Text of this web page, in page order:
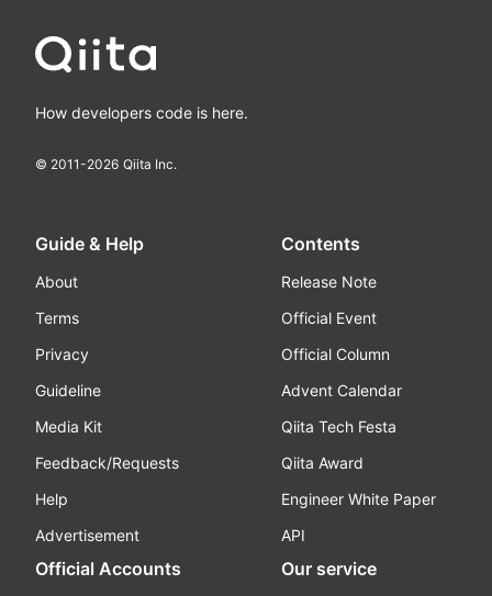
How developers code is here.
© 2011-2026 Qiita Inc.
Guide & Help
About
Terms
Privacy
Guideline
Media Kit
Feedback/Requests
Help
Advertisement
Contents
Release Note
Official Event
Official Column
Advent Calendar
Qiita Tech Festa
Qiita Award
Engineer White Paper
API
Official Accounts Our service